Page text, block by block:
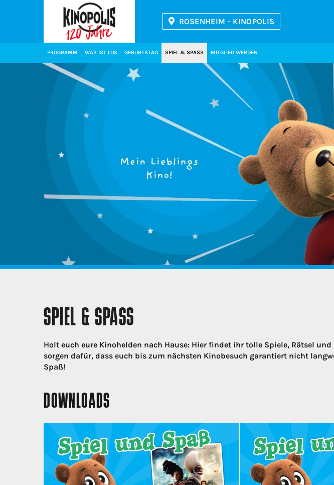
ROSENHEIM - KINOPOLIS
PROGRAMM WAS IST LOS GEBURTSTAG SPIEL & SPASS MITGLIED WERDEN
SPIEL & SPASS
Holt euch eure Kinohelden nach Hause: Hier findet ihr tolle Spiele, Rätsel
sorgen dafür, dass euch bis zum nächsten Kinobesuch garantiert nicht
Spaß!
DOWNLOADS